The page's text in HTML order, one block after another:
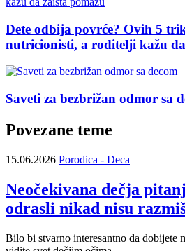
Dete odbija povrće? Ovih 5
nutricionisti, a roditelji kažu
Saveti za bezbrižan odmor sa
Povezane teme
15.06.2026 Porodica - Deca
Neočekivana dečja
odrasli nikad nisu
Bilo bi stvarno interesantno da dobijete